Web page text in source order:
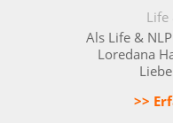
Life
Als Life &
Loredana
>>